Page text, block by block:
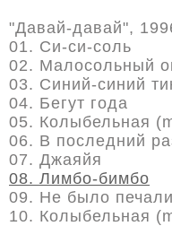
"Давай-давай",
01. Си-си-соль
02. Малосольный
03. Синий-синий
04. Бегут года
05. Колыбельная
06. В последний
07. Джаяйя
08. Лимбо-бимбо
09. Не было печали
10. Колыбельная